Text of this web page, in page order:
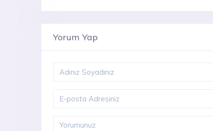
Yorum Yap